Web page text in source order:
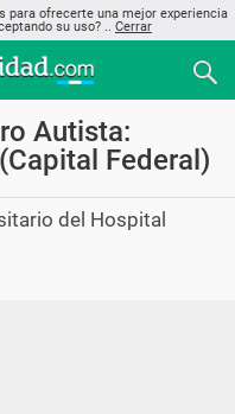
para ofrecerte una mejor experiencia
su uso? .. Cerrar
Autista:
Federal)
del Hospital